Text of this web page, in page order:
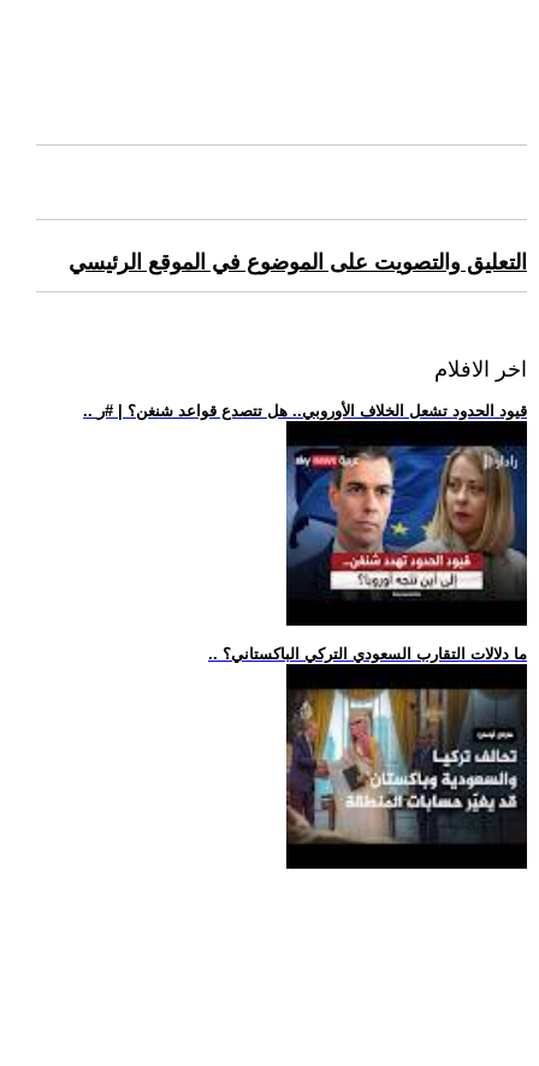
التعليق والتصويت على الموضوع في الموقع الرئيسي
اخر الافلام
.. قيود الحدود تشعل الخلاف الأوروبي.. هل تتصدع قواعد شنغن؟ | #ر
.. ما دلالات التقارب السعودي التركي الباكستاني؟